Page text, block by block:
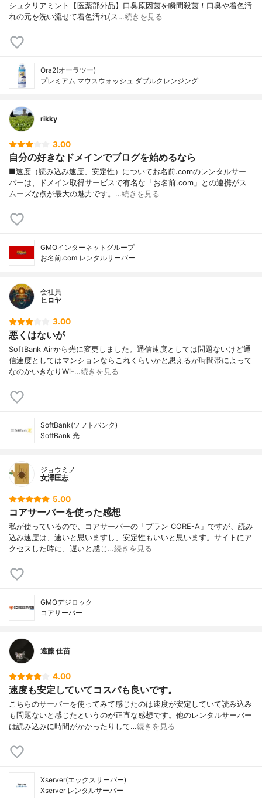
シュクリアミント【医薬部外品】口臭原因菌を瞬間殺菌！口臭や着色汚
れの元を洗い流せて着色汚れ(ス…続きを見る
Ora2(オーラツー)
プレミアム マウスウォッシュ ダブルクレンジング
rikky
3.00
自分の好きなドメインでブログを始めるなら
■速度（読み込み速度、安定性）についてお名前.comのレンタルサー
バーは、ドメイン取得サービスで有名な「お名前.com」との連携がス
ムーズな点が最大の魅力です。…続きを見る
GMOインターネットグループ
お名前.com レンタルサーバー
会社員
ヒロヤ
3.00
悪くはないが
SoftBank Airから光に変更しました。通信速度としては問題ないけど通
信速度としてはマンションならこれくらいかと思えるが時間帯によって
なのかいきなりWi-…続きを見る
SoftBank(ソフトバンク)
SoftBank 光
ジョウミノ
女澤匡志
5.00
コアサーバーを使った感想
私が使っているので、コアサーバーの「プラン CORE-A」ですが、読み
込み速度は、速いと思いますし、安定性もいいと思います。サイトにア
クセスした時に、遅いと感じ…続きを見る
GMOデジロック
コアサーバー
遠藤 佳苗
4.00
速度も安定していてコスパも良いです。
こちらのサーバーを使ってみて感じたのは速度が安定していて読み込み
も問題ないと感じたというのが正直な感想です。他のレンタルサーバー
は読み込みに時間がかかったりして…続きを見る
Xserver(エックスサーバー)
Xserver レンタルサーバー